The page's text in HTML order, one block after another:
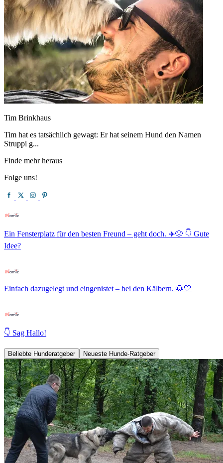
Tim Brinkhaus
Tim hat es tatsächlich gewagt: Er hat seinem Hund den Namen
Struppi g...
Finde mehr heraus
Folge uns!
Ein Fensterplatz für den besten Freund – geht doch. ✈️🐶 👇 Gute
Idee?
Einfach dazugelegt und eingenistet – bei den Kälbern. 🐶🤍
👇 Sag Hallo!
Beliebte Hunderatgeber Neueste Hunde-Ratgeber